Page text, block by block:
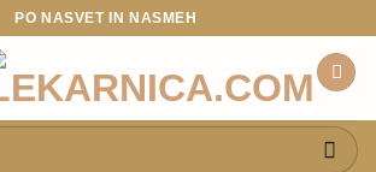
PO NASVET IN NASMEH